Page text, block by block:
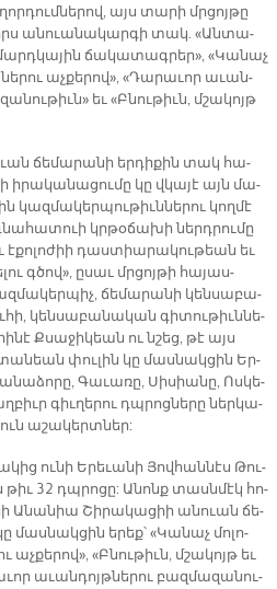
այս տա­րի մրցոյ­թը
ա­նուա­նա­կար­գի տակ. «Ան­տա­
ճա­կա­տագ­րեր», «Կա­նաչ
աչ­քե­րով», «Դա­րա­ւոր ա­ւան­
եւ «Բնու­թիւն, մշա­կոյթ
ճե­մա­րա­նի եր­դի­քին տակ հա­
ի­րա­կա­նա­ցու­մը կը վկա­յէ այն մա­
կազ­մա­կեր­պու­թիւն­նե­րու կող­մէ
կրթօ­ճա­խի ներդ­րու­մը
է­քո­լո­ժիի դաս­տիա­րա­կու­թեան եւ
գծով», ը­սաւ մրցոյ­թի հա­յաս­
ճե­մա­րա­նի կեն­սա­բա­
կեն­սա­բա­նա­կան գի­տու­թիւն­նե­
Քսա­ջիկ­եա­ն ու նշեց, թէ այս
փու­լին կը մաս­նակ­ցին Եր­
Գա­ւա­ռը, Սի­սիա­նը, Ոս­կե­
գիւ­ղե­րու դպրոց­նե­րը ներ­կա­
ա­շա­կերտ­ներ:
ու­նի Եր­ե­ւա­նի Յով­հան­նէս Թու­
32 դպրո­ցը: Ա­նոնք տասն­մէկ հո­
Ա­նա­նիա Շի­րա­կա­ցիի անուան ճե­
մաս­նակ­ցին ե­րեք՝ «Կա­նաչ մո­լո­
«Բնու­թիւն, մշա­կոյթ եւ
ա­ւան­դոյթ­նե­րու բազ­մա­զա­նու­